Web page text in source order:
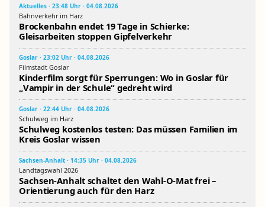
Aktuelles · 23:48 Uhr · 04.08.2026
Bahnverkehr im Harz
Brockenbahn endet 19 Tage in Schierke:
Gleisarbeiten stoppen Gipfelverkehr
Goslar · 23:02 Uhr · 04.08.2026
Filmstadt Goslar
Kinderfilm sorgt für Sperrungen: Wo in Goslar für
„Vampir in der Schule“ gedreht wird
Goslar · 22:44 Uhr · 04.08.2026
Schulweg im Harz
Schulweg kostenlos testen: Das müssen Familien im
Kreis Goslar wissen
Sachsen-Anhalt · 14:35 Uhr · 04.08.2026
Landtagswahl 2026
Sachsen-Anhalt schaltet den Wahl-O-Mat frei –
Orientierung auch für den Harz